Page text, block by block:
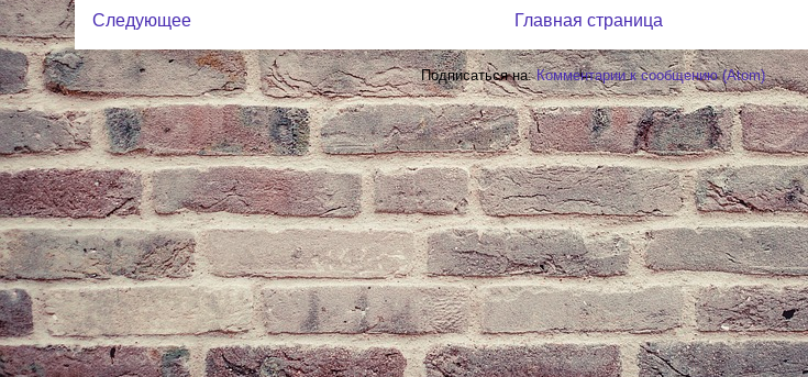
Следующее Главная страница
Подписаться на:Комментарии к сообщению (Atom)